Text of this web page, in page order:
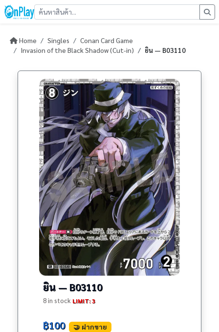
Home Singles
Conan Card Game
Invasion of the Black Shadow (Cut-in)
ยิน — B03110
ยิน — B03110
8 in stock LIMIT: 3
฿100 🤝 ฝากขาย